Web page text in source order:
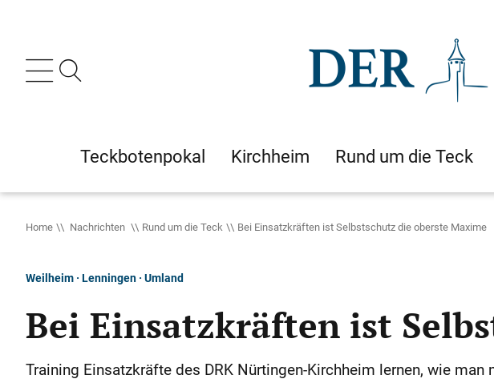
Teckbotenpokal Kirchheim Rund um die Teck
Home Nachrichten Rund um die Teck Bei Einsatzkräften ist Selbstschutz die oberste Maxime
Weilheim · Lenningen · Umland
Bei Einsatzkräften ist
Training Einsatzkräfte des DRK Nürtingen-Kirchheim lernen, wie